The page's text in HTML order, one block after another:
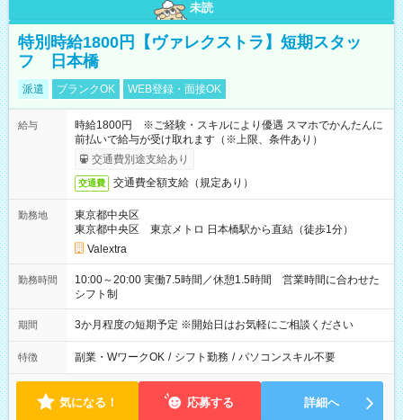
未読
特別時給1800円【ヴァレクストラ】短期スタッ
フ 日本橋
派遣 ブランクOK WEB登録・面接OK
給与
時給1800円 ※ご経験・スキルにより優遇 スマホでかんたんに
前払いで給与が受け取れます（※上限、条件あり）
交通費別途支給あり
交通費 交通費全額支給（規定あり）
勤務地
東京都中央区
東京都中央区 東京メトロ 日本橋駅から直結（徒歩1分）
Valextra
勤務時間
10:00～20:00 実働7.5時間／休憩1.5時間 営業時間に合わせた
シフト制
期間 3か月程度の短期予定 ※開始日はお気軽にご相談ください
特徴 副業・WワークOK / シフト勤務 / パソコンスキル不要
気になる！ 応募する 詳細へ